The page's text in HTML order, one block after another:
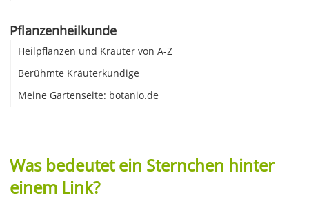
Pflanzenheilkunde
Heilpflanzen und Kräuter von A-Z
Berühmte Kräuterkundige
Meine Gartenseite: botanio.de
Was bedeutet ein Sternchen hinter
einem Link?